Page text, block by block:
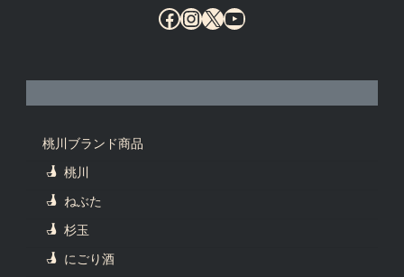
Facebook
Instagram
X YouTube
桃川ブランド商品
桃川
ねぶた
杉玉
にごり酒